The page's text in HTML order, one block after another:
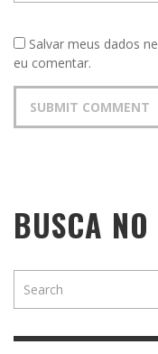
Salvar meus dados
eu comentar.
BUSCA NO